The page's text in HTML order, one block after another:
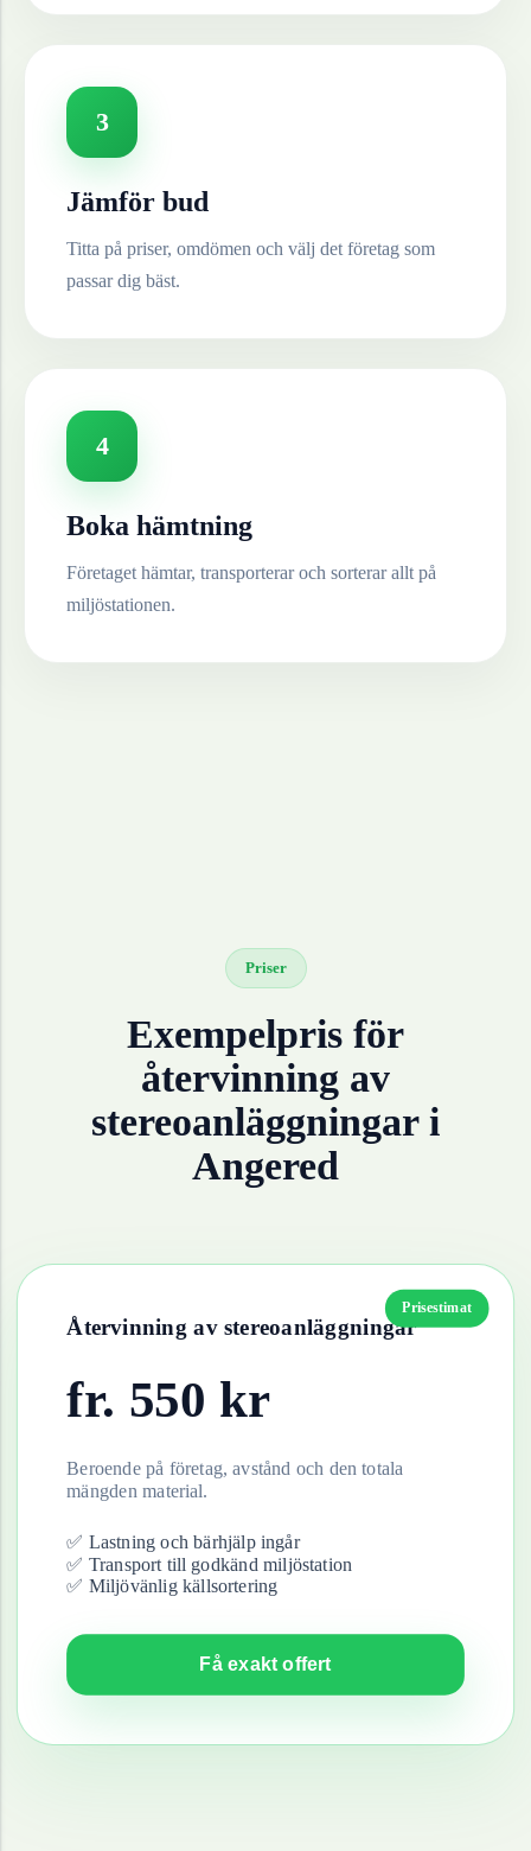
3
Jämför bud
Titta på priser, omdömen och välj det företag som
passar dig bäst.
4
Boka hämtning
Företaget hämtar, transporterar och sorterar allt på
miljöstationen.
Priser
Exempelpris för
återvinning av
stereoanläggningari
Angered
Prisestimat
Återvinning av stereoanläggningar
fr. 550 kr
Beroende på företag, avstånd och den totala
mängden material.
✅ Lastning och bärhjälp ingår
✅ Transport till godkänd miljöstation
✅ Miljövänlig källsortering
Få exakt offert